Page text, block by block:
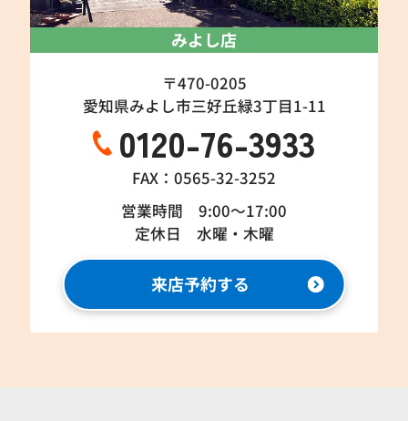
みよし店
〒470-0205
愛知県みよし市三好丘緑3丁目1-11
0120-76-3933
FAX：0565-32-3252
営業時間 9:00～17:00
定休日 水曜・木曜
来店予約する